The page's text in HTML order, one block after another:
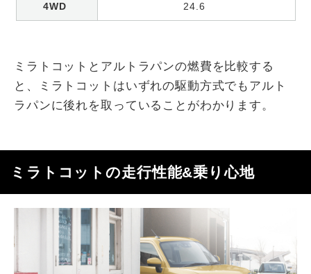
4WD 24.6
ミラトコットとアルトラパンの燃費を比較する
と、ミラトコットはいずれの駆動方式でもアルト
ラパンに後れを取っていることがわかります。
ミラトコットの走行性能&乗り心地